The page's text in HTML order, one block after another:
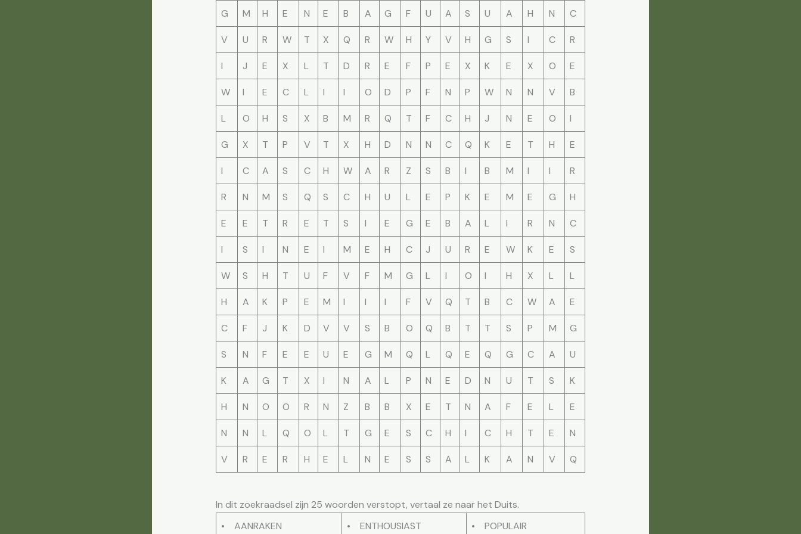
G M H E N E B A G F U A S U A H N C
V U R W T X Q R W H Y V H G S I C R
I J E X L T D R E F P E X K E X O E
W I E C L I I O D P F N P W N N V B
L O H S X B M R Q T F C H J N E O I
G X T P V T X H D N N C Q K E T H E
I C A S C H W A R Z S B I B M I I R
R N M S Q S C H U L E P K E M E G H
E E T R E T S I E G E B A L I R N C
I S I N E I M E H C J U R E W K E S
W S H T U F V F M G L I O I H X L L
H A K P E M I I I F V Q T B C W A E
C F J K D V V S B O Q B T T S P M G
S N F E E U E G M Q L Q E Q G C A U
K A G T X I N A L P N E D N U T S K
H N O O R N Z B B X E T N A F E L E
N N L Q O L T G E S C H I C H T E N
V R E R H E L N E S S A L K A N V Q
In dit zoekraadsel zijn 25 woorden verstopt, vertaal ze naar het Duits.
• AANRAKEN
• ENTHOUSIAST • POPULAIR